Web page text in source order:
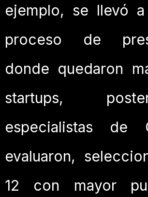
ejemplo, se llevó
proceso de
donde quedaron
startups,
especialistas de
evaluaron,
12 con mayor